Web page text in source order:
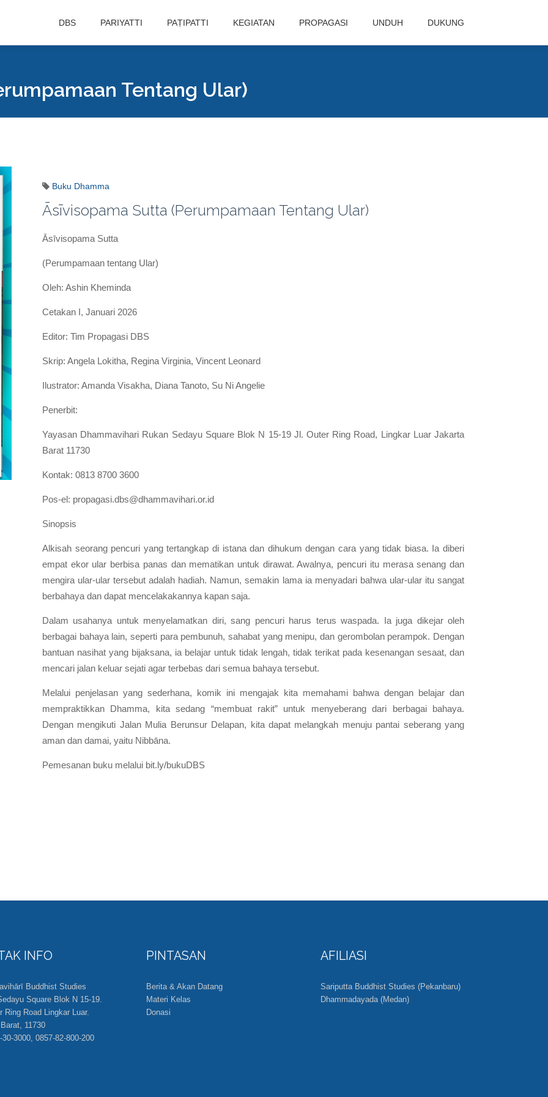
DBS PARIYATTI PAṬIPATTI KEGIATAN PROPAGASI UNDUH DUKUNG
Tentang Ular)
Buku Dhamma
Āsīvisopama Sutta (Perumpamaan Tentang Ular)
Āsīvisopama Sutta
(Perumpamaan tentang Ular)
Oleh: Ashin Kheminda
Cetakan I, Januari 2026
Editor: Tim Propagasi DBS
Skrip: Angela Lokitha, Regina Virginia, Vincent Leonard
Ilustrator: Amanda Visakha, Diana Tanoto, Su Ni Angelie
Penerbit:
Yayasan Dhammavihari Rukan Sedayu Square Blok N 15-19 Jl. Outer Ring Road, Lingkar Luar Jakarta
Barat 11730
Kontak: 0813 8700 3600
Pos-el: propagasi.dbs@dhammavihari.or.id
Sinopsis
Alkisah seorang pencuri yang tertangkap di istana dan dihukum dengan cara yang tidak biasa. Ia diberi
empat ekor ular berbisa panas dan mematikan untuk dirawat. Awalnya, pencuri itu merasa senang dan
mengira ular-ular tersebut adalah hadiah. Namun, semakin lama ia menyadari bahwa ular-ular itu sangat
berbahaya dan dapat mencelakakannya kapan saja.
Dalam usahanya untuk menyelamatkan diri, sang pencuri harus terus waspada. Ia juga dikejar oleh
berbagai bahaya lain, seperti para pembunuh, sahabat yang menipu, dan gerombolan perampok. Dengan
bantuan nasihat yang bijaksana, ia belajar untuk tidak lengah, tidak terikat pada kesenangan sesaat, dan
mencari jalan keluar sejati agar terbebas dari semua bahaya tersebut.
Melalui penjelasan yang sederhana, komik ini mengajak kita memahami bahwa dengan belajar dan
mempraktikkan Dhamma, kita sedang “membuat rakit” untuk menyeberang dari berbagai bahaya.
Dengan mengikuti Jalan Mulia Berunsur Delapan, kita dapat melangkah menuju pantai seberang yang
aman dan damai, yaitu Nibbāna.
Pemesanan buku melalui bit.ly/bukuDBS
INFO
Buddhist Studies
Square Blok N 15-19.
Ring Road Lingkar Luar.
11730
30-3000, 0857-82-800-200
PINTASAN
Berita & Akan Datang
Materi Kelas
Donasi
AFILIASI
Sariputta Buddhist Studies (Pekanbaru)
Dhammadayada (Medan)